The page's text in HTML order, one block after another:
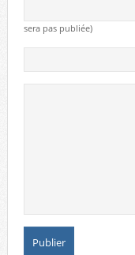
sera pas publiée)